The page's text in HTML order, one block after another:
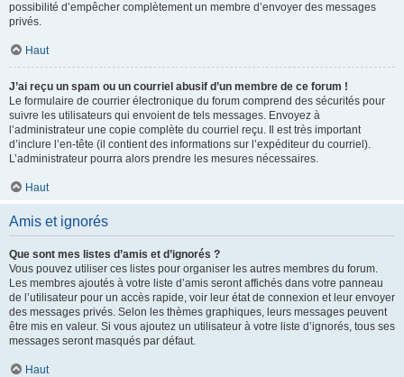
possibilité d’empêcher complètement un membre d’envoyer des messages
privés.
Haut
J’ai reçu un spam ou un courriel abusif d’un membre de ce forum !
Le formulaire de courrier électronique du forum comprend des sécurités pour
suivre les utilisateurs qui envoient de tels messages. Envoyez à
l’administrateur une copie complète du courriel reçu. Il est très important
d’inclure l’en-tête (il contient des informations sur l’expéditeur du courriel).
L’administrateur pourra alors prendre les mesures nécessaires.
Haut
Amis et ignorés
Que sont mes listes d’amis et d’ignorés ?
Vous pouvez utiliser ces listes pour organiser les autres membres du forum.
Les membres ajoutés à votre liste d’amis seront affichés dans votre panneau
de l’utilisateur pour un accès rapide, voir leur état de connexion et leur envoyer
des messages privés. Selon les thèmes graphiques, leurs messages peuvent
être mis en valeur. Si vous ajoutez un utilisateur à votre liste d’ignorés, tous ses
messages seront masqués par défaut.
Haut